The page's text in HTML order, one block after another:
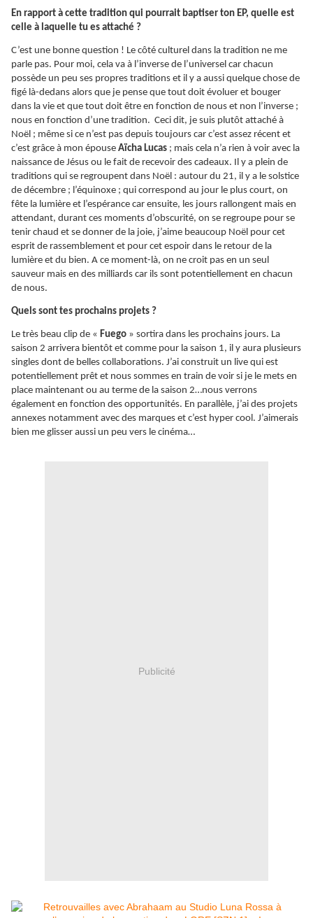
En rapport à cette tradition qui pourrait baptiser ton EP, quelle est
celle à laquelle tu es attaché ?
C’est une bonne question ! Le côté culturel dans la tradition ne me
parle pas. Pour moi, cela va à l’inverse de l’universel car chacun
possède un peu ses propres traditions et il y a aussi quelque chose de
figé là-dedans alors que je pense que tout doit évoluer et bouger
dans la vie et que tout doit être en fonction de nous et non l’inverse ;
nous en fonction d’une tradition. Ceci dit, je suis plutôt attaché à
Noël ; même si ce n’est pas depuis toujours car c’est assez récent et
c’est grâce à mon épouse Aïcha Lucas ; mais cela n’a rien à voir avec la
naissance de Jésus ou le fait de recevoir des cadeaux. Il y a plein de
traditions qui se regroupent dans Noël : autour du 21, il y a le solstice
de décembre ; l’équinoxe ; qui correspond au jour le plus court, on
fête la lumière et l’espérance car ensuite, les jours rallongent mais en
attendant, durant ces moments d’obscurité, on se regroupe pour se
tenir chaud et se donner de la joie, j’aime beaucoup Noël pour cet
esprit de rassemblement et pour cet espoir dans le retour de la
lumière et du bien. A ce moment-là, on ne croit pas en un seul
sauveur mais en des milliards car ils sont potentiellement en chacun
de nous.
Quels sont tes prochains projets ?
Le très beau clip de « Fuego » sortira dans les prochains jours. La
saison 2 arrivera bientôt et comme pour la saison 1, il y aura plusieurs
singles dont de belles collaborations. J’ai construit un live qui est
potentiellement prêt et nous sommes en train de voir si je le mets en
place maintenant ou au terme de la saison 2…nous verrons
également en fonction des opportunités. En parallèle, j’ai des projets
annexes notamment avec des marques et c’est hyper cool. J’aimerais
bien me glisser aussi un peu vers le cinéma…
Publicité